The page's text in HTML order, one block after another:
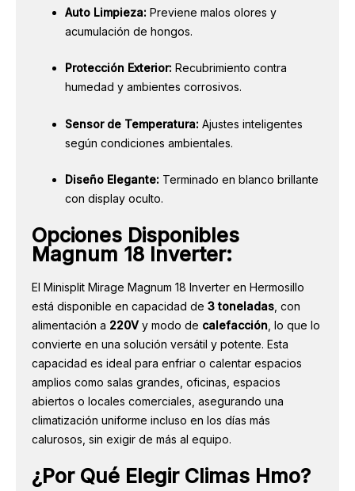
Auto Limpieza: Previene malos olores y
acumulación de hongos.
Protección Exterior: Recubrimiento contra
humedad y ambientes corrosivos.
Sensor de Temperatura: Ajustes inteligentes
según condiciones ambientales.
Diseño Elegante: Terminado en blanco brillante
con display oculto.
Opciones Disponibles
Magnum 18 Inverter:
El Minisplit Mirage Magnum 18 Inverter en Hermosillo
está disponible en capacidad de 3 toneladas , con
alimentación a 220V y modo de calefacción , lo que lo
convierte en una solución versátil y potente. Esta
capacidad es ideal para enfriar o calentar espacios
amplios como salas grandes, oficinas, espacios
abiertos o locales comerciales, asegurando una
climatización uniforme incluso en los días más
calurosos, sin exigir de más al equipo.
¿Por Qué Elegir Climas Hmo?